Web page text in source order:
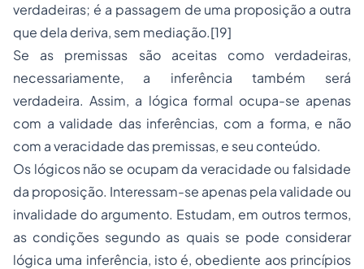
verdadeiras; é a passagem de uma proposição a outra
que dela deriva, sem mediação.[19]
Se as premissas são aceitas como verdadeiras,
necessariamente, a inferência também será
verdadeira. Assim, a lógica formal ocupa-se apenas
com a validade das inferências, com a forma, e não
com a veracidade das premissas, e seu conteúdo.
Os lógicos não se ocupam da veracidade ou falsidade
da proposição. Interessam-se apenas pela validade ou
invalidade do argumento. Estudam, em outros termos,
as condições segundo as quais se pode considerar
lógica uma inferência, isto é, obediente aos princípios